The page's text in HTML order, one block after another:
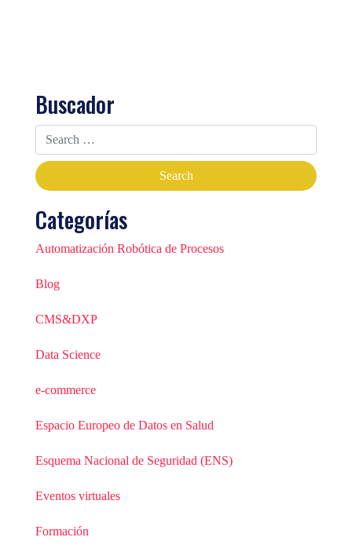
Buscador
Categorías
Automatización Robótica de Procesos
Blog
CMS&DXP
Data Science
e-commerce
Espacio Europeo de Datos en Salud
Esquema Nacional de Seguridad (ENS)
Eventos virtuales
Formación